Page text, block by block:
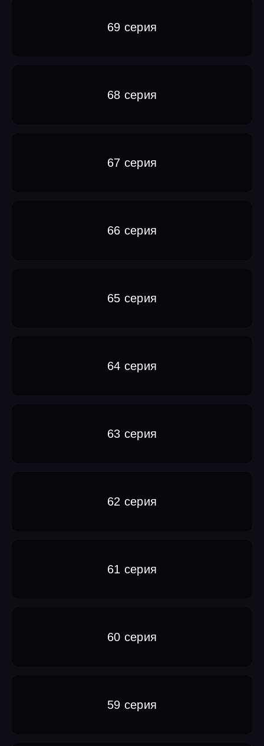
69 серия
68 серия
67 серия
66 серия
65 серия
64 серия
63 серия
62 серия
61 серия
60 серия
59 серия